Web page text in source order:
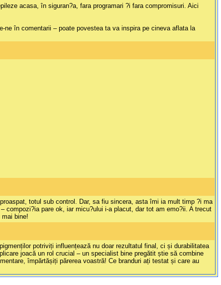
acasa, în siguran?a, fara programari ?i fara compromisuri. Aici
în comentarii – poate povestea ta va inspira pe cineva aflata la
totul sub control. Dar, sa fiu sincera, asta îmi ia mult timp ?i ma
pare ok, iar micu?ului i-a placut, dar tot am emo?ii. A trecut
bine!
potriviți influențează nu doar rezultatul final, ci și durabilitatea
joacă un rol crucial – un specialist bine pregătit știe să combine
împărtășiți părerea voastră! Ce branduri ați testat și care au